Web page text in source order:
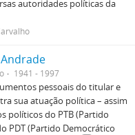
autoridades políticas da
1941 - 1997
pessoais do titular e
sua atuação política – assim
políticos do PTB (Partido
PDT (Partido Democrático